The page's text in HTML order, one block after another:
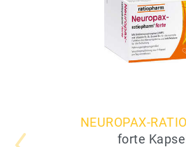
NEUROPAX-
forte